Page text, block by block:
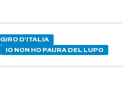
GIRO D'ITALIA
IO NON HO PAURA DEL LUPO